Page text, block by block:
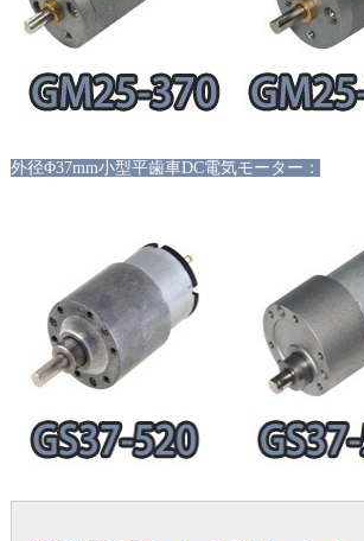
外径Φ37mm小型平歯車DC電気モーター：